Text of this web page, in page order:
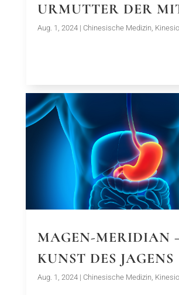
URMUTTER DER
Aug. 1, 2024| Chinesische Medizin,
MAGEN-MERIDIAN
KUNST DES JAGENS
Aug. 1, 2024| Chinesische Medizin,